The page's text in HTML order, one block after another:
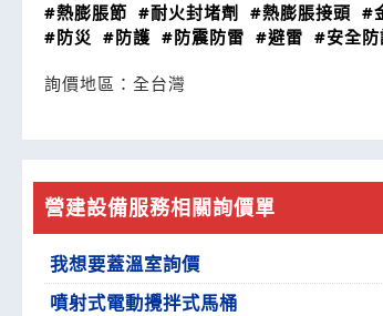
#熱膨脹節 #耐火封堵劑 #熱膨脹接頭 #
#防災 #防護 #防震防雷 #避雷 #安全防
詢價地區： 全台灣
營建設備服務相關詢價單
我想要蓋溫室詢價
噴射式電動攪拌式馬桶